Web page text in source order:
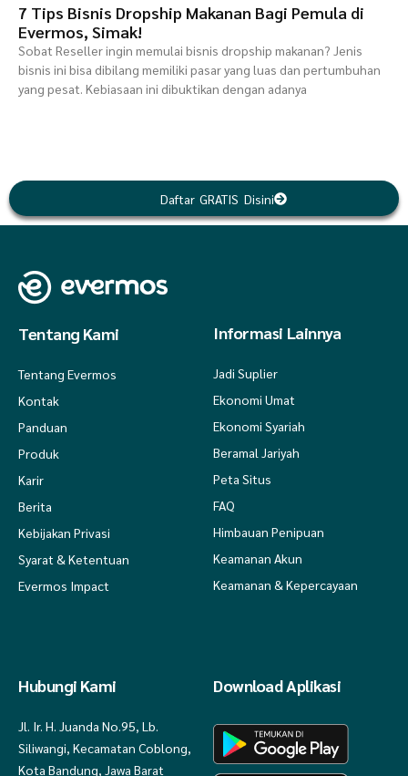
7 Tips Bisnis Dropship Makanan Bagi Pemula di
Evermos, Simak!
Sobat Reseller ingin memulai bisnis dropship makanan? Jenis
bisnis ini bisa dibilang memiliki pasar yang luas dan pertumbuhan
yang pesat. Kebiasaan ini dibuktikan dengan adanya
Daftar GRATIS Disini
Tentang Kami
Tentang Evermos
Kontak
Panduan
Produk
Karir
Berita
Kebijakan Privasi
Syarat & Ketentuan
Evermos Impact
Informasi Lainnya
Jadi Suplier
Ekonomi Umat
Ekonomi Syariah
Beramal Jariyah
Peta Situs
FAQ
Himbauan Penipuan
Keamanan Akun
Keamanan & Kepercayaan
Hubungi Kami
Jl. Ir. H. Juanda No.95, Lb.
Siliwangi, Kecamatan Coblong,
Kota Bandung, Jawa Barat
Download Aplikasi